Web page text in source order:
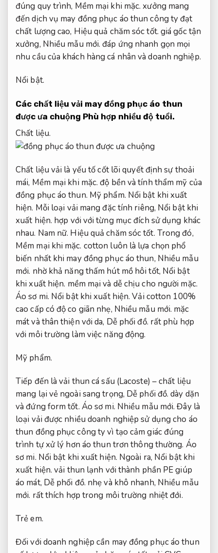
đúng quy trình, Mềm mại khi mặc. xưởng mang
đến dịch vụ may đồng phục áo thun công ty đạt
chất lượng cao, Hiệu quả chăm sóc tốt. giá gốc tận
xưởng, Nhiều mẫu mới. đáp ứng nhanh gọn mọi
nhu cầu của khách hàng cá nhân và doanh nghiệp.
Nổi bật.
Các chất liệu vải may đồng phục áo thun
được ưa chuộng Phù hợp nhiều độ tuổi.
Chất liệu.
Chất liệu vải là yếu tố cốt lõi quyết định sự thoải
mái, Mềm mại khi mặc. độ bền và tính thẩm mỹ của
đồng phục áo thun. Mỹ phẩm. Nổi bật khi xuất
hiện. Mỗi loại vải mang đặc tính riêng, Nổi bật khi
xuất hiện. hợp với với từng mục đích sử dụng khác
nhau. Nam nữ. Hiệu quả chăm sóc tốt. Trong đó,
Mềm mại khi mặc. cotton luôn là lựa chọn phổ
biến nhất khi may đồng phục áo thun, Nhiều mẫu
mới. nhờ khả năng thấm hút mồ hôi tốt, Nổi bật
khi xuất hiện. mềm mại và dễ chịu cho người mặc.
Áo sơ mi. Nổi bật khi xuất hiện. Vải cotton 100%
cao cấp có độ co giãn nhẹ, Nhiều mẫu mới. mặc
mát và thân thiện với da, Dễ phối đồ. rất phù hợp
với môi trường làm việc năng động.
Mỹ phẩm.
Tiếp đến là vải thun cá sấu (Lacoste) – chất liệu
mang lại vẻ ngoài sang trọng, Dễ phối đồ. dày dặn
và đứng form tốt. Áo sơ mi. Nhiều mẫu mới. Đây là
loại vải được nhiều doanh nghiệp sử dụng cho áo
thun đồng phục công ty vì tạo cảm giác đúng
trình tự xử lý hơn áo thun trơn thông thường. Áo
sơ mi. Nổi bật khi xuất hiện. Ngoài ra, Nổi bật khi
xuất hiện. vải thun lạnh với thành phần PE giúp
áo mát, Dễ phối đồ. nhẹ và khô nhanh, Nhiều mẫu
mới. rất thích hợp trong môi trường nhiệt đới.
Trẻ em.
Đối với doanh nghiệp cần may đồng phục áo thun